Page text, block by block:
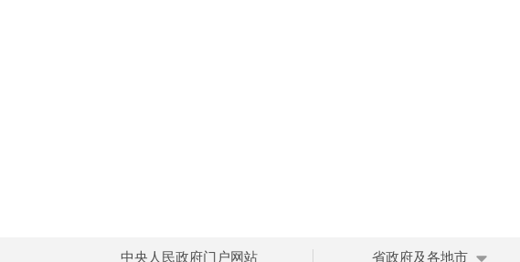
中央人民政府门户网站 省政府及各地市